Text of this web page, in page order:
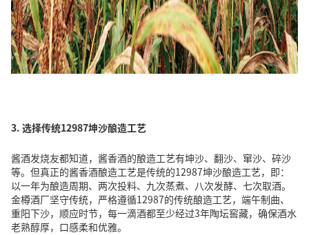
3. 选择传统12987坤沙酿造工艺
酱酒发烧友都知道，酱香酒的酿造工艺有坤沙、翻沙、窜沙、碎沙
等。但真正的酱香酒酿造工艺是传统的12987坤沙酿造工艺，即：
以一年为酿造周期、两次投料、九次蒸煮、八次发酵、七次取酒。
金樽酒厂坚守传统，严格遵循12987的传统酿造工艺，端午制曲、
重阳下沙，顺应时节，每一滴酒都至少经过3年陶坛窖藏，确保酒水
老熟醇厚，口感柔和优雅。